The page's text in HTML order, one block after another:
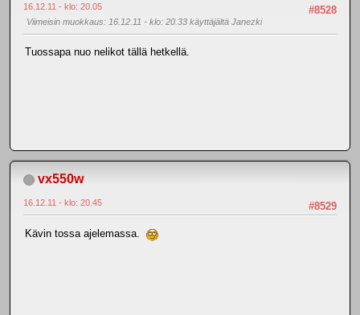
#8528
16.12.11 - klo: 20.05
Viimeisin muokkaus: 16.12.11 - klo: 20.33 käyttäjältä Janezki
Tuossapa nuo nelikot tällä hetkellä.
vx550w
#8529
16.12.11 - klo: 20.45
Kävin tossa ajelemassa.